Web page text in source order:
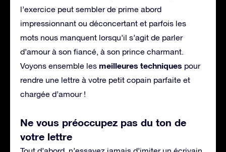
l’exercice peut sembler de prime abord
impressionnant ou déconcertant et parfois les
mots nous manquent lorsqu’il s’agit de parler
d’amour à son fiancé, à son prince charmant.
Voyons ensemble les meilleures techniques pour
rendre une lettre à votre petit copain parfaite et
chargée d’amour !
Ne vous préoccupez pas du ton de
votre lettre